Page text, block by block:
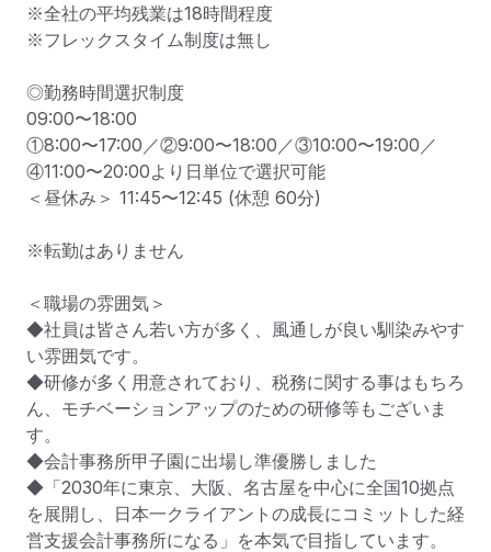
※全社の平均残業は18時間程度
※フレックスタイム制度は無し
◎勤務時間選択制度
09:00〜18:00
①8:00〜17:00／②9:00〜18:00／③10:00〜19:00／
④11:00〜20:00より日単位で選択可能
＜昼休み＞ 11:45〜12:45 (休憩 60分)
※転勤はありません
＜職場の雰囲気＞
◆社員は皆さん若い方が多く、風通しが良い馴染みやす
い雰囲気です。
◆研修が多く用意されており、税務に関する事はもちろ
ん、モチベーションアップのための研修等もございま
す。
◆会計事務所甲子園に出場し準優勝しました
◆「2030年に東京、大阪、名古屋を中心に全国10拠点
を展開し、日本一クライアントの成⻑にコミットした経
営支援会計事務所になる」を本気で目指しています。